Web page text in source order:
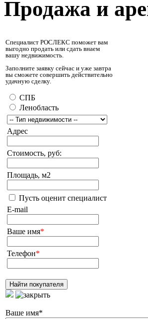
Продажа и
Специалист РОСЛЕКС поможет вам
выгодно продать или сдать внаем
вашу недвижимость.
Заполните заявку сейчас и уже завтра
вы сможете совершить действительно
удачную сделку.
СПБ
Ленобласть
Адрес
Стоимость, руб:
Площадь, м2
Пусть оценит специалист
E-mail
Ваше имя*
Телефон*
Ваше имя*